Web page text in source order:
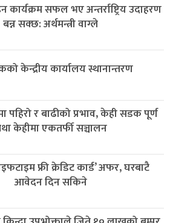
कार्यक्रम सफल भए अन्तर्राष्ट्रिय उदाहरण
बन्न सक्छ: अर्थमन्त्री वाग्ले
केन्द्रीय कार्यालय स्थानान्तरण
पहिरो र बाढीको प्रभाव, केही सडक पूर्ण
केहीमा एकतर्फी सञ्चालन
फ्री क्रेडिट कार्ड’ अफर, घरबाटै
आवेदन दिन सकिने